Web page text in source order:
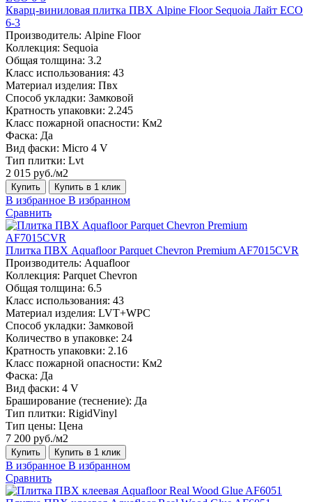
Кварц-виниловая плитка ПВХ Alpine Floor Sequoia Лайт ECO
6-3
Производитель: Alpine Floor
Коллекция: Sequoia
Общая толщина: 3.2
Класс использования: 43
Материал изделия: Пвх
Способ укладки: Замковой
Кратность упаковки: 2.245
Класс пожарной опасности: Км2
Фаска: Да
Вид фаски: Micro 4 V
Тип плитки: Lvt
2 015 руб./м2
Купить Купить в 1 клик
В избранное В избранном
Сравнить
Плитка ПВХ Aquafloor Parquet Chevron Premium AF7015CVR
Производитель: Aquafloor
Коллекция: Parquet Chevron
Общая толщина: 6.5
Класс использования: 43
Материал изделия: LVT+WPC
Способ укладки: Замковой
Количество в упаковке: 24
Кратность упаковки: 2.16
Класс пожарной опасности: Км2
Фаска: Да
Вид фаски: 4 V
Браширование (теснение): Да
Тип плитки: RigidVinyl
Тип цены: Цена
7 200 руб./м2
Купить Купить в 1 клик
В избранное В избранном
Сравнить